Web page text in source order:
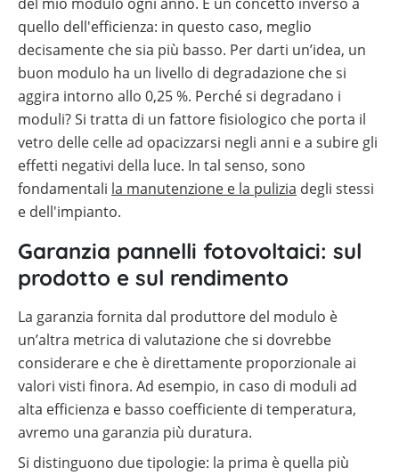
quello dell'efficienza: in questo caso, meglio
decisamente che sia più basso. Per darti un’idea, un
buon modulo ha un livello di degradazione che si
aggira intorno allo 0,25 %. Perché si degradano i
moduli? Si tratta di un fattore fisiologico che porta il
vetro delle celle ad opacizzarsi negli anni e a subire gli
effetti negativi della luce. In tal senso, sono
fondamentali la manutenzione e la pulizia degli stessi
e dell'impianto.
Garanzia pannelli fotovoltaici: sul
prodotto e sul rendimento
La garanzia fornita dal produttore del modulo è
un’altra metrica di valutazione che si dovrebbe
considerare e che è direttamente proporzionale ai
valori visti finora. Ad esempio, in caso di moduli ad
alta efficienza e basso coefficiente di temperatura,
avremo una garanzia più duratura.
Si distinguono due tipologie: la prima è quella più